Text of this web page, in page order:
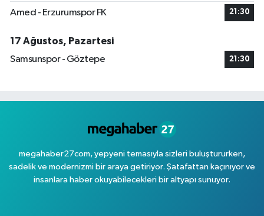
Amed - Erzurumspor FK 21:30
17 Ağustos, Pazartesi
Samsunspor - Göztepe
21:30
megahaber27com, yepyeni temasıyla sizleri buluştururken,
sadelik ve modernizmi bir araya getiriyor. Şatafattan kaçınıyor ve
insanlara haber okuyabilecekleri bir altyapı sunuyor.